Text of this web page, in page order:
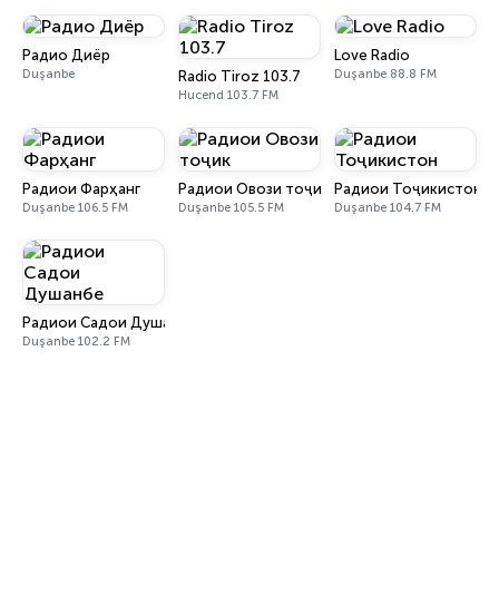
Радио Диёр
Duşanbe Radio Tiroz 103.7
Hucend 103.7 FM
Love Radio
Duşanbe 88.8 FM
Радиои Фарҳанг
Duşanbe 106.5 FM
Радиои Овози тоҷик
Duşanbe 105.5 FM
Радиои Тоҷикистон
Duşanbe 104.7 FM
Радиои Садои Душанбе
Duşanbe 102.2 FM